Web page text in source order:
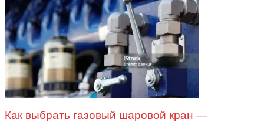
Как выбрать газовый шаровой кран —